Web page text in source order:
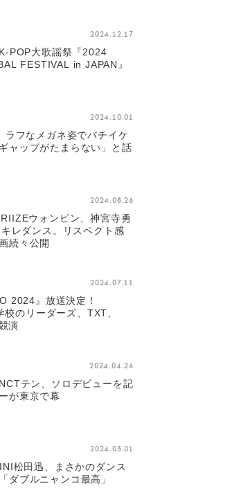
2024.12.17
POP大歌謡祭『2024
FESTIVAL in JAPAN』
2024.10.01
ラフなメガネ姿でバチイケ
ャップがたまらない」と話
2024.08.26
ウォンビン、神宮寺勇
レダンス。リスペクト感
続々公開
2024.07.11
2024』放送決定！
のリーダーズ、TXT、
演
2024.04.26
テン、ソロデビューを記
が東京で幕
2024.03.01
松田迅、まさかのダンス
ダブルニャンコ最高」